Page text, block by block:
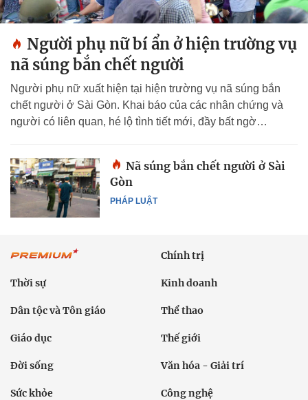
Người phụ nữ bí ẩn ở hiện trường vụ
nã súng bắn chết người
Người phụ nữ xuất hiện tại hiện trường vụ nã súng bắn
chết người ở Sài Gòn. Khai báo của các nhân chứng và
người có liên quan, hé lộ tình tiết mới, đầy bất ngờ…
PHÁP LUẬT
Nã súng bắn chết người ở Sài
Gòn
Chính trị
Thời sự Kinh doanh
Dân tộc và Tôn giáo Thể thao
Giáo dục Thế giới
Đời sống Văn hóa - Giải trí
Sức khỏe Công nghệ